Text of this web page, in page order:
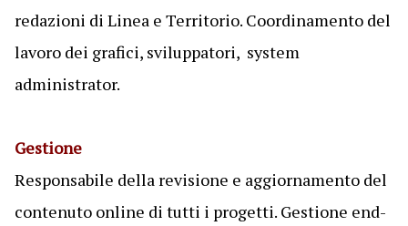
redazioni di Linea e Territorio. Coordinamento del
lavoro dei grafici, sviluppatori, system
administrator.
Gestione
Responsabile della revisione e aggiornamento del
contenuto online di tutti i progetti. Gestione end-